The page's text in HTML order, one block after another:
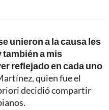
unieron a la causa les
también a mis
reflejado en cada uno
quien fue el
decidió compartir